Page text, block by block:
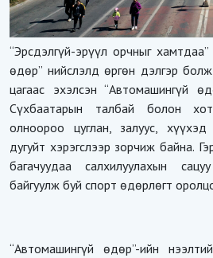
“Эрсдэлгүй-эрүүл орчныг
өдөр” нийслэлд өргөн дэлгэр
цагаас эхэлсэн “Автомашингүй
Сүхбаатарын талбай болон
олноороо цуглан, залуус,
дугуйт хэрэгслээр зорчиж байна.
багачуудаа салхилуулахын
байгуулж буй спорт өдөрлөгт
“Автомашингүй өдөр”-ийн